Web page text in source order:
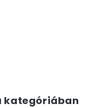
kategóriában